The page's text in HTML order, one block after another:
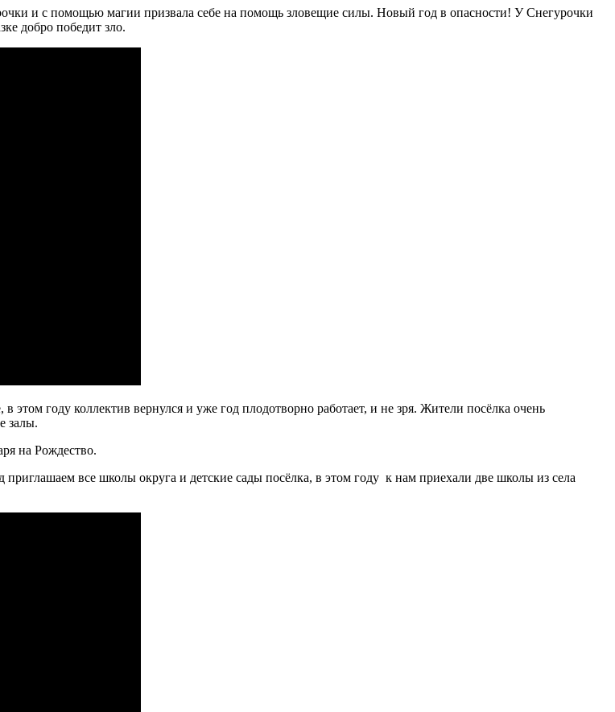
и с помощью магии призвала себе на помощь зловещие силы. Новый год в опасности! У Снегурочки
добро победит зло.
году коллектив вернулся и уже год плодотворно работает, и не зря. Жители посёлка очень
залы.
на Рождество.
все школы округа и детские сады посёлка, в этом году к нам приехали две школы из села